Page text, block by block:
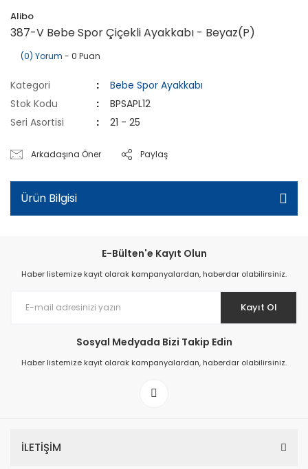
Alibo
387-V Bebe Spor Çiçekli Ayakkabı - Beyaz(P)
(0) Yorum - 0 Puan
Kategori
Bebe Spor Ayakkabı
Stok Kodu
BPSAPL12
Seri Asortisi
21 - 25
Arkadaşına Öner Paylaş
Ürün Bilgisi
E-Bülten'e Kayıt Olun
Haber listemize kayıt olarak kampanyalardan, haberdar olabilirsiniz.
Kayıt Ol
Sosyal Medyada Bizi Takip Edin
Haber listemize kayıt olarak kampanyalardan, haberdar olabilirsiniz.
İLETİŞİM